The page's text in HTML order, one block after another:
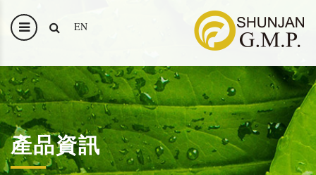
EN
產品資訊